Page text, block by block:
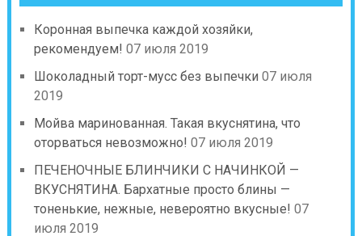
Коронная выпечка каждой хозяйки,
рекомендуем! 07 июля 2019
Шоколадный торт-мусс без выпечки 07 июля
2019
Мойва маринованная. Такая вкуснятина, что
оторваться невозможно! 07 июля 2019
ПЕЧЕНОЧНЫЕ БЛИНЧИКИ С НАЧИНКОЙ —
ВКУСНЯТИНА. Бархатные просто блины —
тоненькие, нежные, невероятно вкусные! 07
июля 2019